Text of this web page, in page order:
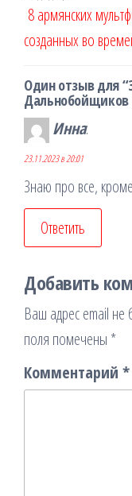
по
записям
запись
8 армянских
созданных во
Один отзыв для
Инна:
23.11.2023 в 20:01
Знаю про все,
Ответить
Добавить
Ваш адрес email не
поля помечены *
Комментарий *